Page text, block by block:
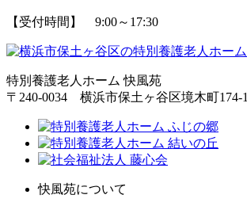
【受付時間】 9:00～17:30
特別養護老人ホーム 快風苑
〒240-0034 横浜市保土ヶ谷区境木町174-1
快風苑について